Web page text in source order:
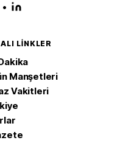
•
LINKLER
Manşetleri
Vakitleri